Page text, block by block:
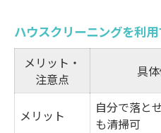
ハウスクリーニングを利
メリット・
注意点
具
メリット
自分で落と
も清掃可